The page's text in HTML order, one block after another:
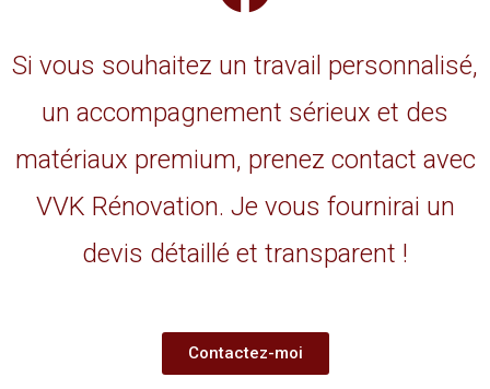
Si vous souhaitez un travail personnalisé,
un accompagnement sérieux et des
matériaux premium, prenez contact avec
VVK Rénovation. Je vous fournirai un
devis détaillé et transparent !
Contactez-moi